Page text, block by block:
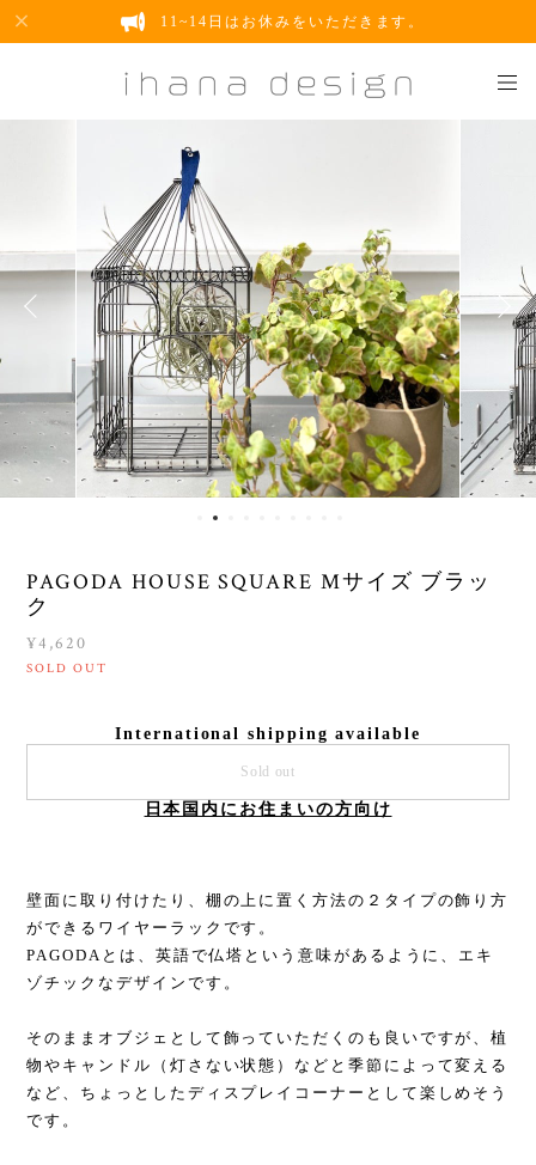
11~14日はお休みをいただきます。
PAGODA HOUSE SQUARE Mサイズ ブラッ
ク
¥4,620
SOLD OUT
International shipping available
Sold out
日本国内にお住まいの方向け
壁面に取り付けたり、棚の上に置く方法の２タイプの飾り方
ができるワイヤーラックです。
PAGODAとは、英語で仏塔という意味があるように、エキ
ゾチックなデザインです。
そのままオブジェとして飾っていただくのも良いですが、植
物やキャンドル（灯さない状態）などと季節によって変える
など、ちょっとしたディスプレイコーナーとして楽しめそう
です。